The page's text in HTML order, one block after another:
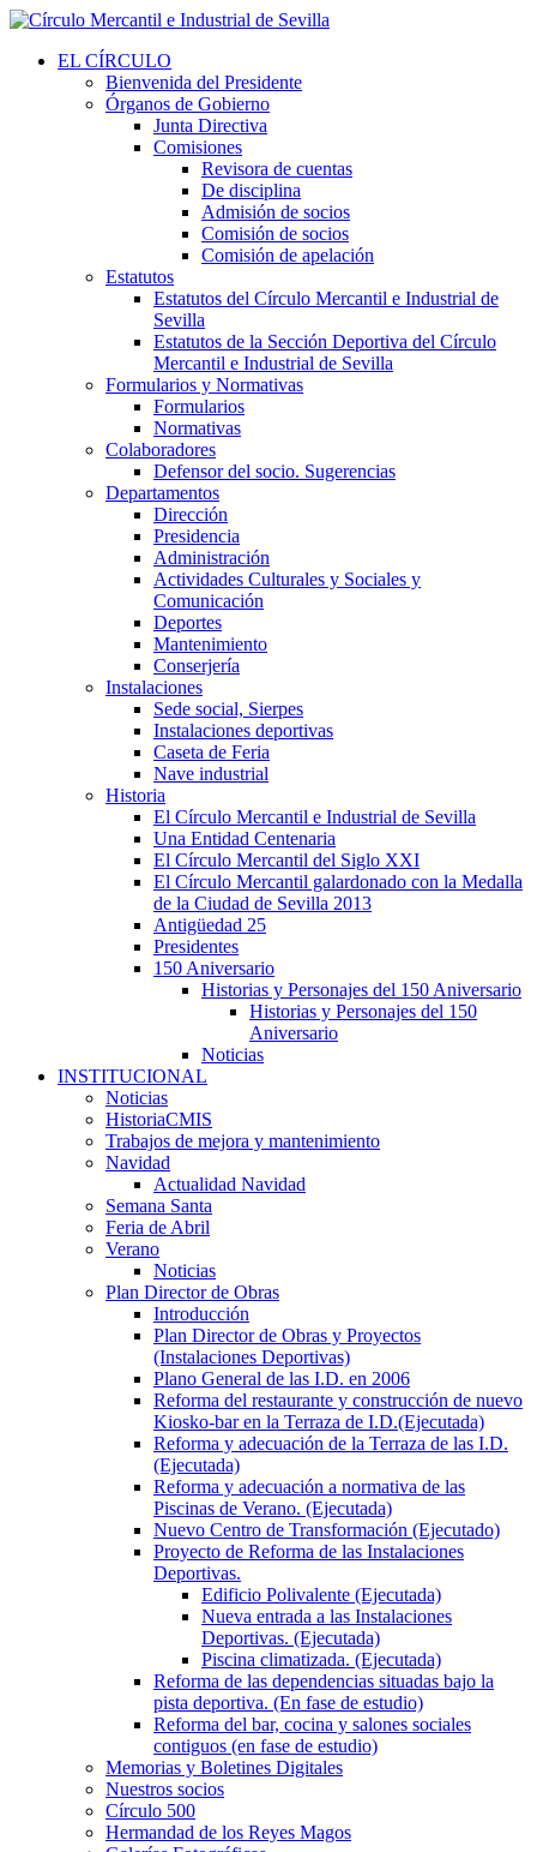
EL CÍRCULO
Bienvenida del Presidente
Órganos de Gobierno
Junta Directiva
Comisiones
Revisora de cuentas
De disciplina
Admisión de socios
Comisión de socios
Comisión de apelación
Estatutos
Estatutos del Círculo Mercantil e Industrial de
Sevilla
Estatutos de la Sección Deportiva del Círculo
Mercantil e Industrial de Sevilla
Formularios y Normativas
Formularios
Normativas
Colaboradores
Defensor del socio. Sugerencias
Departamentos
Dirección
Presidencia
Administración
Actividades Culturales y Sociales y
Comunicación
Deportes
Mantenimiento
Conserjería
Instalaciones
Sede social, Sierpes
Instalaciones deportivas
Caseta de Feria
Nave industrial
Historia
El Círculo Mercantil e Industrial de Sevilla
Una Entidad Centenaria
El Círculo Mercantil del Siglo XXI
El Círculo Mercantil galardonado con la Medalla
de la Ciudad de Sevilla 2013
Antigüedad 25
Presidentes
150 Aniversario
Historias y Personajes del 150 Aniversario
Historias y Personajes del 150
Aniversario
Noticias
INSTITUCIONAL
Noticias
HistoriaCMIS
Trabajos de mejora y mantenimiento
Navidad
Actualidad Navidad
Semana Santa
Feria de Abril
Verano
Noticias
Plan Director de Obras
Introducción
Plan Director de Obras y Proyectos
(Instalaciones Deportivas)
Plano General de las I.D. en 2006
Reforma del restaurante y construcción de nuevo
Kiosko-bar en la Terraza de I.D.(Ejecutada)
Reforma y adecuación de la Terraza de las I.D.
(Ejecutada)
Reforma y adecuación a normativa de las
Piscinas de Verano. (Ejecutada)
Nuevo Centro de Transformación (Ejecutado)
Proyecto de Reforma de las Instalaciones
Deportivas.
Edificio Polivalente (Ejecutada)
Nueva entrada a las Instalaciones
Deportivas. (Ejecutada)
Piscina climatizada. (Ejecutada)
Reforma de las dependencias situadas bajo la
pista deportiva. (En fase de estudio)
Reforma del bar, cocina y salones sociales
contiguos (en fase de estudio)
Memorias y Boletines Digitales
Nuestros socios
Círculo 500
Hermandad de los Reyes Magos